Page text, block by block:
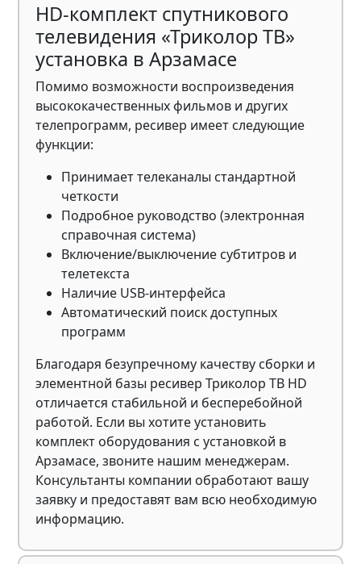
HD-комплект спутникового
телевидения «Триколор ТВ»
установка в Арзамасе
Помимо возможности воспроизведения
высококачественных фильмов и других
телепрограмм, ресивер имеет следующие
функции:
Принимает телеканалы стандартной
четкости
Подробное руководство (электронная
справочная система)
Включение/выключение субтитров и
телетекста
Наличие USB-интерфейса
Автоматический поиск доступных
программ
Благодаря безупречному качеству сборки и
элементной базы ресивер Триколор ТВ HD
отличается стабильной и бесперебойной
работой. Если вы хотите установить
комплект оборудования с установкой в ​​
Арзамасе, звоните нашим менеджерам.
Консультанты компании обработают вашу
заявку и предоставят вам всю необходимую
информацию.